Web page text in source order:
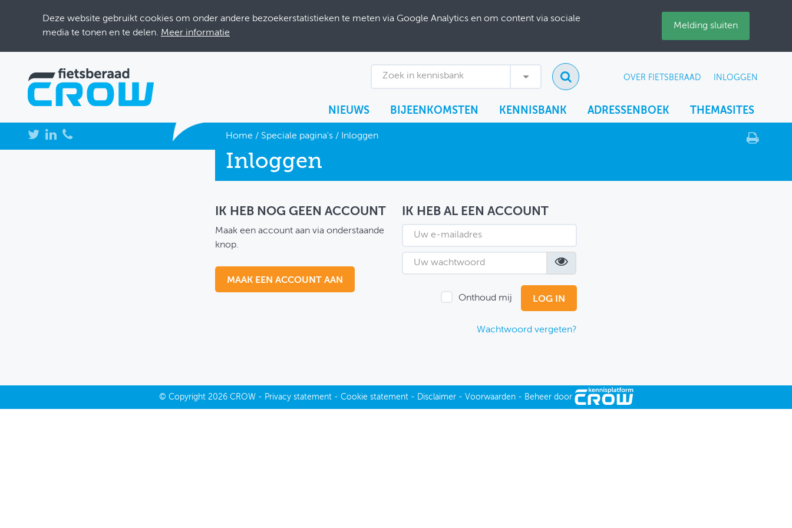
Deze website gebruikt cookies om onder andere bezoekerstatistieken te meten via Google Analytics en om content via sociale
media te tonen en te delen. Meer informatie
Melding sluiten
Zoek in kennisbank OVER FIETSBERAAD INLOGGEN
NIEUWS BIJEENKOMSTEN KENNISBANK ADRESSENBOEK THEMASITES
NIEUWS Home / Speciale pagina's/ Inloggen
Inloggen
IK HEB NOG GEEN ACCOUNT
Maak een account aan via onderstaande
knop.
MAAK EEN ACCOUNT AAN
IK HEB AL EEN ACCOUNT
Onthoud mij
Wachtwoord vergeten?
© Copyright2026 CROW - Privacy statement- Cookie statement- Disclaimer- Voorwaarden - Beheer door